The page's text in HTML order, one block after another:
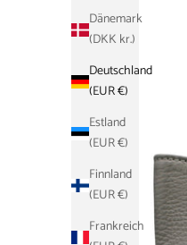
Dänemark
(DKK kr.)
Deutschland
(EUR €)
Estland
(EUR €)
Finnland
(EUR €)
Frankreich